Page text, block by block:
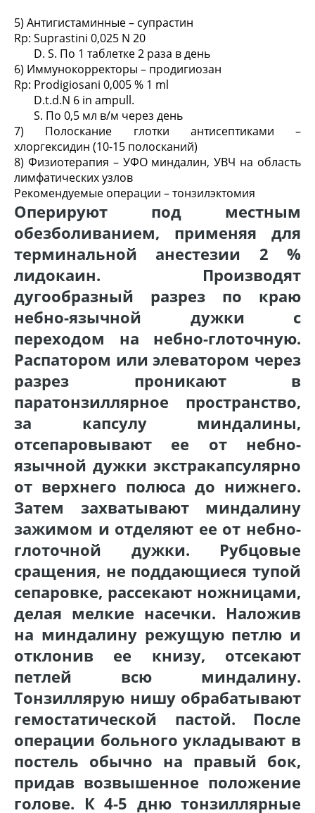
5) Антигистаминные – супрастин
Rp: Suprastini 0,025 N 20
D. S. По 1 таблетке 2 раза в день
6) Иммунокорректоры – продигиозан
Rp: Prodigiosani 0,005 % 1 ml
D.t.d.N 6 in ampull.
S. По 0,5 мл в/м через день
7) Полоскание глотки антисептиками –
хлоргексидин (10-15 полосканий)
8) Физиотерапия – УФО миндалин, УВЧ на область
лимфатических узлов
Рекомендуемые операции – тонзилэктомия
Оперируют под местным
обезболиванием, применяя для
терминальной анестезии 2 %
лидокаин. Производят
дугообразный разрез по краю
небно-язычной дужки с
переходом на небно-глоточную.
Распатором или элеватором через
разрез проникают в
паратонзиллярное пространство,
за капсулу миндалины,
отсепаровывают ее от небно-
язычной дужки экстракапсулярно
от верхнего полюса до нижнего.
Затем захватывают миндалину
зажимом и отделяют ее от небно-
глоточной дужки. Рубцовые
сращения, не поддающиеся тупой
сепаровке, рассекают ножницами,
делая мелкие насечки. Наложив
на миндалину режущую петлю и
отклонив ее книзу, отсекают
петлей всю миндалину.
Тонзиллярую нишу обрабатывают
гемостатической пастой. После
операции больного укладывают в
постель обычно на правый бок,
придав возвышенное положение
голове. К 4-5 дню тонзиллярные